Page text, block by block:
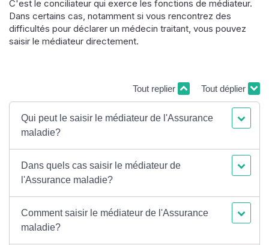
C'est le conciliateur qui exerce les fonctions de médiateur.
Dans certains cas, notamment si vous rencontrez des
difficultés pour déclarer un médecin traitant, vous pouvez
saisir le médiateur directement.
Tout replier Tout déplier
Qui peut le saisir le médiateur de l'Assurance
maladie?
Dans quels cas saisir le médiateur de
l'Assurance maladie?
Comment saisir le médiateur de l'Assurance
maladie?